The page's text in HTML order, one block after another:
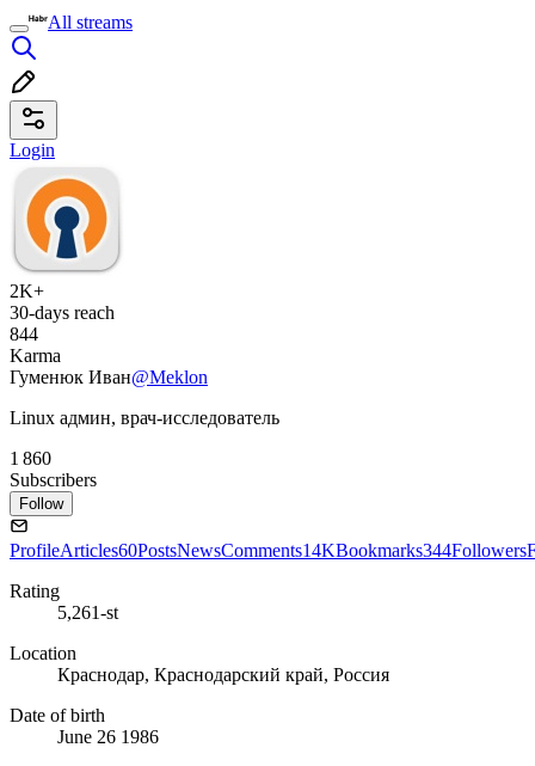
All streams
Login
2K+
30-days reach
844
Karma
Гуменюк Иван@Meklon
Linux админ, врач-исследователь
1 860
Subscribers
Follow
ProfileArticles60PostsNewsComments14KBookmarks344Followers
Rating
5,261-st
Location
Краснодар, Краснодарский край, Россия
Date of birth
June 26 1986